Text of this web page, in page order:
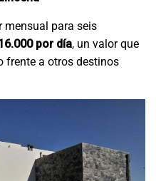
mensual para seis
por día, un valor que
frente a otros destinos